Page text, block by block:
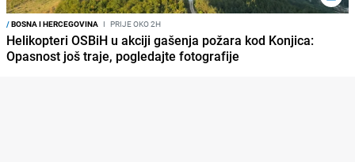
/BOSNA I HERCEGOVINA I PRIJE OKO 2H
Helikopteri OSBiH u akciji gašenja požara kod Konjica:
Opasnost još traje, pogledajte fotografije